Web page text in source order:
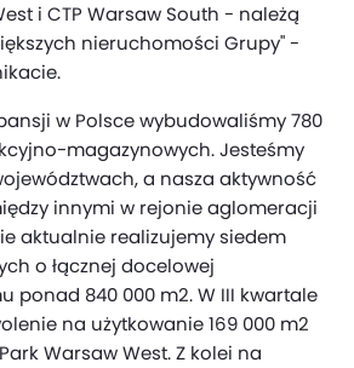
i CTP Warsaw South - należą
nieruchomości Grupy" -
w Polsce wybudowaliśmy 780
magazynowych. Jesteśmy
a nasza aktywność
innymi w rejonie aglomeracji
aktualnie realizujemy siedem
o łącznej docelowej
ponad 840 000 m2. W III kwartale
na użytkowanie 169 000 m2
Warsaw West. Z kolei na